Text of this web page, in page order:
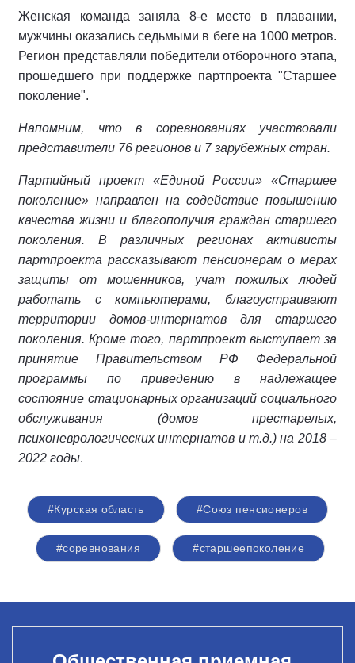
Женская команда заняла 8-е место в плавании,
мужчины оказались седьмыми в беге на 1000 метров.
Регион представляли победители отборочного этапа,
прошедшего при поддержке партпроекта "Старшее
поколение".
Напомним, что в соревнованиях участвовали
представители 76 регионов и 7 зарубежных стран.
Партийный проект «Единой России» «Старшее
поколение» направлен на содействие повышению
качества жизни и благополучия граждан старшего
поколения. В различных регионах активисты
партпроекта рассказывают пенсионерам о мерах
защиты от мошенников, учат пожилых людей
работать с компьютерами, благоустраивают
территории домов-интернатов для старшего
поколения. Кроме того, партпроект выступает за
принятие Правительством РФ Федеральной
программы по приведению в надлежащее
состояние стационарных организаций социального
обслуживания (домов престарелых,
психоневрологических интернатов и т.д.) на 2018 –
2022 годы.
#Курская область #Союз пенсионеров
#соревнования #старшеепоколение